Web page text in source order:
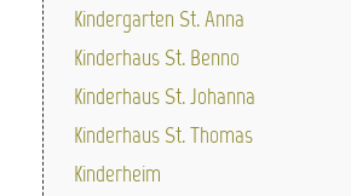
Kindergarten St. Anna
Kinderhaus St. Benno
Kinderhaus St. Johanna
Kinderhaus St. Thomas
Kinderheim